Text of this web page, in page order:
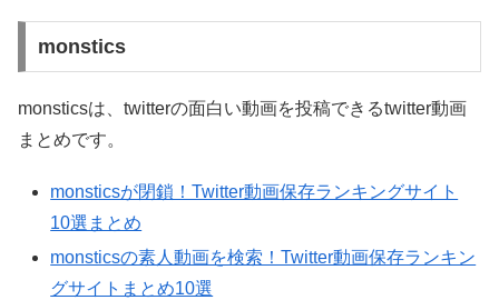
monstics
monsticsは、twitterの面白い動画を投稿できるtwitter動画
まとめです。
monsticsが閉鎖！Twitter動画保存ランキングサイト
10選まとめ
monsticsの素人動画を検索！Twitter動画保存ランキン
グサイトまとめ10選